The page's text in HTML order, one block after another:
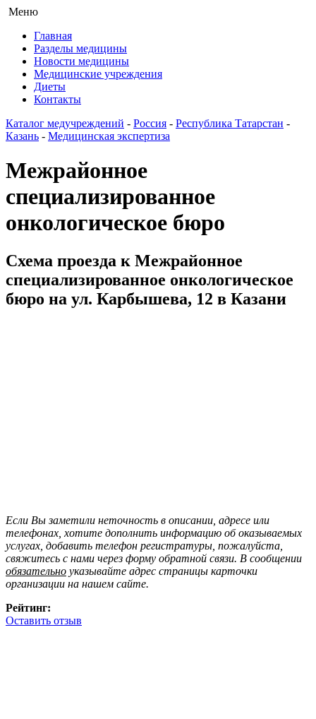
Меню
Главная
Разделы медицины
Новости медицины
Медицинские учреждения
Диеты
Контакты
Каталог медучреждений - Россия - Республика Татарстан -
Казань - Медицинская экспертиза
Межрайонное
специализированное
онкологическое бюро
Схема проезда к Межрайонное
специализированное онкологическое
бюро на ул. Карбышева, 12 в Казани
Если Вы заметили неточность в описании, адресе или
телефонах, хотите дополнить информацию об оказываемых
услугах, добавить телефон регистратуры, пожалуйста,
свяжитесь с нами через форму обратной связи. В сообщении
обязательно указывайте адрес страницы карточки
организации на нашем сайте.
Рейтинг:
Оставить отзыв